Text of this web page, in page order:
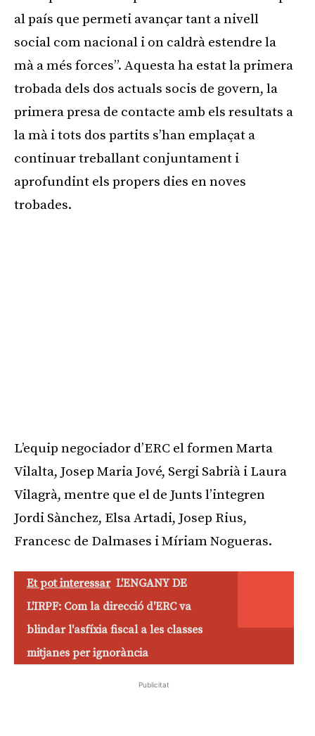
al país que permeti avançar tant a nivell
social com nacional i on caldrà estendre la
mà a més forces”. Aquesta ha estat la primera
trobada dels dos actuals socis de govern, la
primera presa de contacte amb els resultats a
la mà i tots dos partits s’han emplaçat a
continuar treballant conjuntament i
aprofundint els propers dies en noves
trobades.
L’equip negociador d’ERC el formen Marta
Vilalta, Josep Maria Jové, Sergi Sabrià i Laura
Vilagrà, mentre que el de Junts l’integren
Jordi Sànchez, Elsa Artadi, Josep Rius,
Francesc de Dalmases i Míriam Nogueras.
Et pot interessar L'ENGANY DE
L'IRPF: Com la direcció d'ERC va
blindar l'asfíxia fiscal a les classes
mitjanes per ignorància
Publicitat